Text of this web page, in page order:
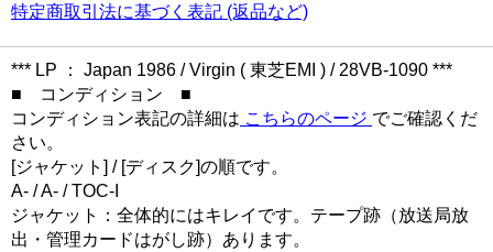
特定商取引法に基づく表記 (返品など)
*** LP ： Japan 1986 / Virgin ( 東芝EMI ) / 28VB-1090 ***
■ コンディション ■
コンディション表記の詳細は こちらのページ でご確認くだ
さい。
[ジャケット] / [ディスク]の順です。
A- / A- / TOC-I
ジャケット：全体的にはキレイです。テープ跡（放送局放
出・管理カードはがし跡）あります。